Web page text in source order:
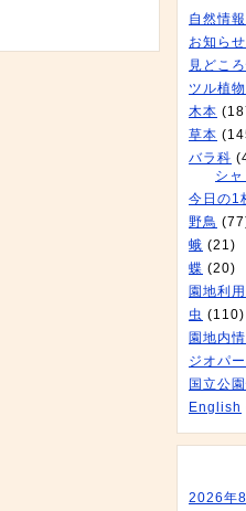
自然情報
お知ら
見どこ
ツル植物
木本
草本
バラ科
シ
今日の1
野鳥
蛾 (21)
蝶 (20)
園地利用
虫 (110)
園地内
ジオパ
国立公
English
2026年8